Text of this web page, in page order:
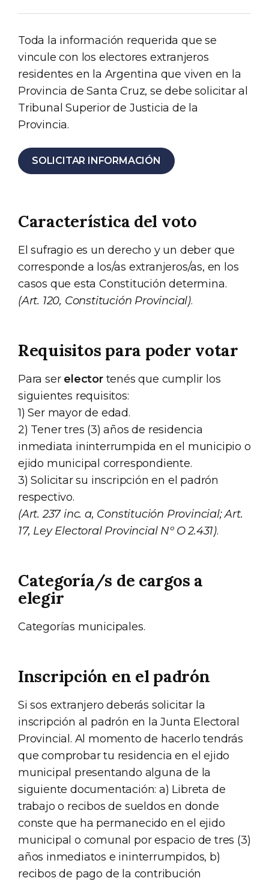
Toda la información requerida que se
vincule con los electores extranjeros
residentes en la Argentina que viven en la
Provincia de Santa Cruz, se debe solicitar al
Tribunal Superior de Justicia de la
Provincia.
SOLICITAR INFORMACIÓN
Característica del voto
El sufragio es un derecho y un deber que
corresponde a los/as extranjeros/as, en los
casos que esta Constitución determina.
(Art. 120, Constitución Provincial).
Requisitos para poder votar
Para ser electortenés que cumplir los
siguientes requisitos:
1) Ser mayor de edad.
2) Tener tres (3) años de residencia
inmediata ininterrumpida en el municipio o
ejido municipal correspondiente.
3) Solicitar su inscripción en el padrón
respectivo.
(Art. 237 inc. a, Constitución Provincial; Art.
17, Ley Electoral Provincial Nº O 2.431).
Categoría/s de cargos a
elegir
Categorías municipales.
Inscripción en el padrón
Si sos extranjero deberás solicitar la
inscripción al padrón en la Junta Electoral
Provincial. Al momento de hacerlo tendrás
que comprobar tu residencia en el ejido
municipal presentando alguna de la
siguiente documentación: a) Libreta de
trabajo o recibos de sueldos en donde
conste que ha permanecido en el ejido
municipal o comunal por espacio de tres (3)
años inmediatos e ininterrumpidos, b)
recibos de pago de la contribución